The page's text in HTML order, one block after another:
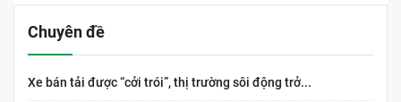
Chuyên đề
Xe bán tải được “cởi trói”, thị trường sôi động trở...